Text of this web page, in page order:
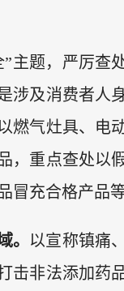
”主题，严厉查
涉及消费者人
燃气灶具、电
，重点查处以
冒充合格产品
。 以宣称镇痛
击非法添加药